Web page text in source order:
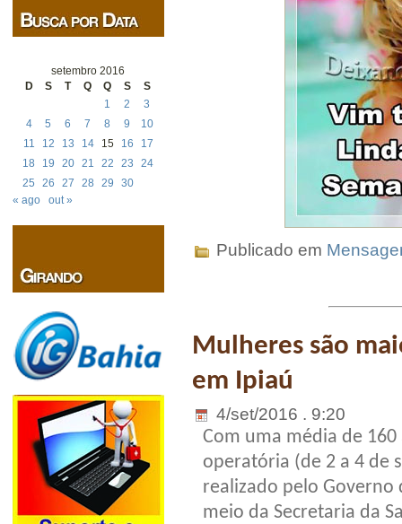
setembro 2016
D
S T Q Q S
S
1
2
3
4
5 6 7 8 9
10
11
12 13 14 15 16
17
18
19 20 21 22 23
24
25
26 27 28 29
30
« ago
out »
Publicado em
Mulheres são
em Ipiaú
4/set/2016 . 9:20
Com uma média de
operatória (de 2 a 4 de
realizado pelo
meio da Secretaria da